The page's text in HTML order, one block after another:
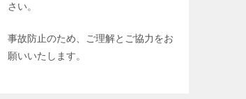
さい。
事故防止のため、ご理解とご協力をお
願いいたします。